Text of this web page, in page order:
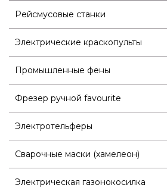
Рейсмусовые станки
Электрические краскопульты
Промышленные фены
Фрезер ручной favourite
Электротельферы
Сварочные маски (хамелеон)
Электрическая газонокосилка